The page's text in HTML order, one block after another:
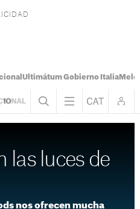
Ultimátum Gobierno Italia
las luces de
nos ofrecen mucha